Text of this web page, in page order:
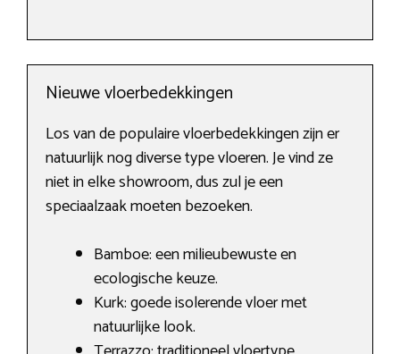
Nieuwe vloerbedekkingen
Los van de populaire vloerbedekkingen zijn er
natuurlijk nog diverse type vloeren. Je vind ze
niet in elke showroom, dus zul je een
speciaalzaak moeten bezoeken.
Bamboe: een milieubewuste en
ecologische keuze.
Kurk: goede isolerende vloer met
natuurlijke look.